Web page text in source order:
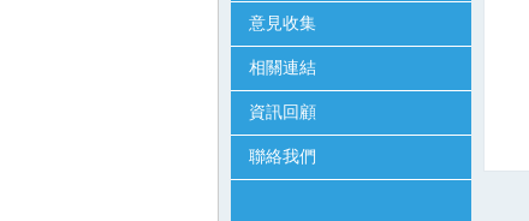
意見收集
相關連結
資訊回顧
聯絡我們